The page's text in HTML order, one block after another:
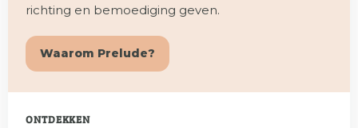
richting en bemoediging geven.
Waarom Prelude?
ONTDEKKEN